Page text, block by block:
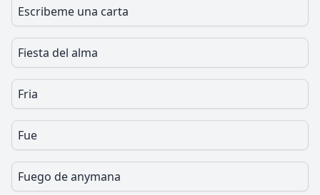
Escribeme una carta
Fiesta del alma
Fria
Fue
Fuego de anymana